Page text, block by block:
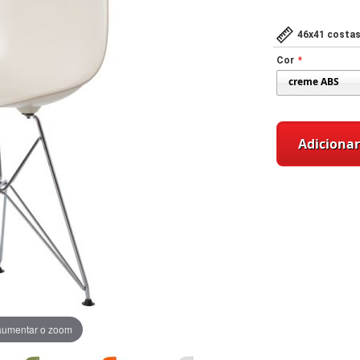
46x41
Cor
o zoom